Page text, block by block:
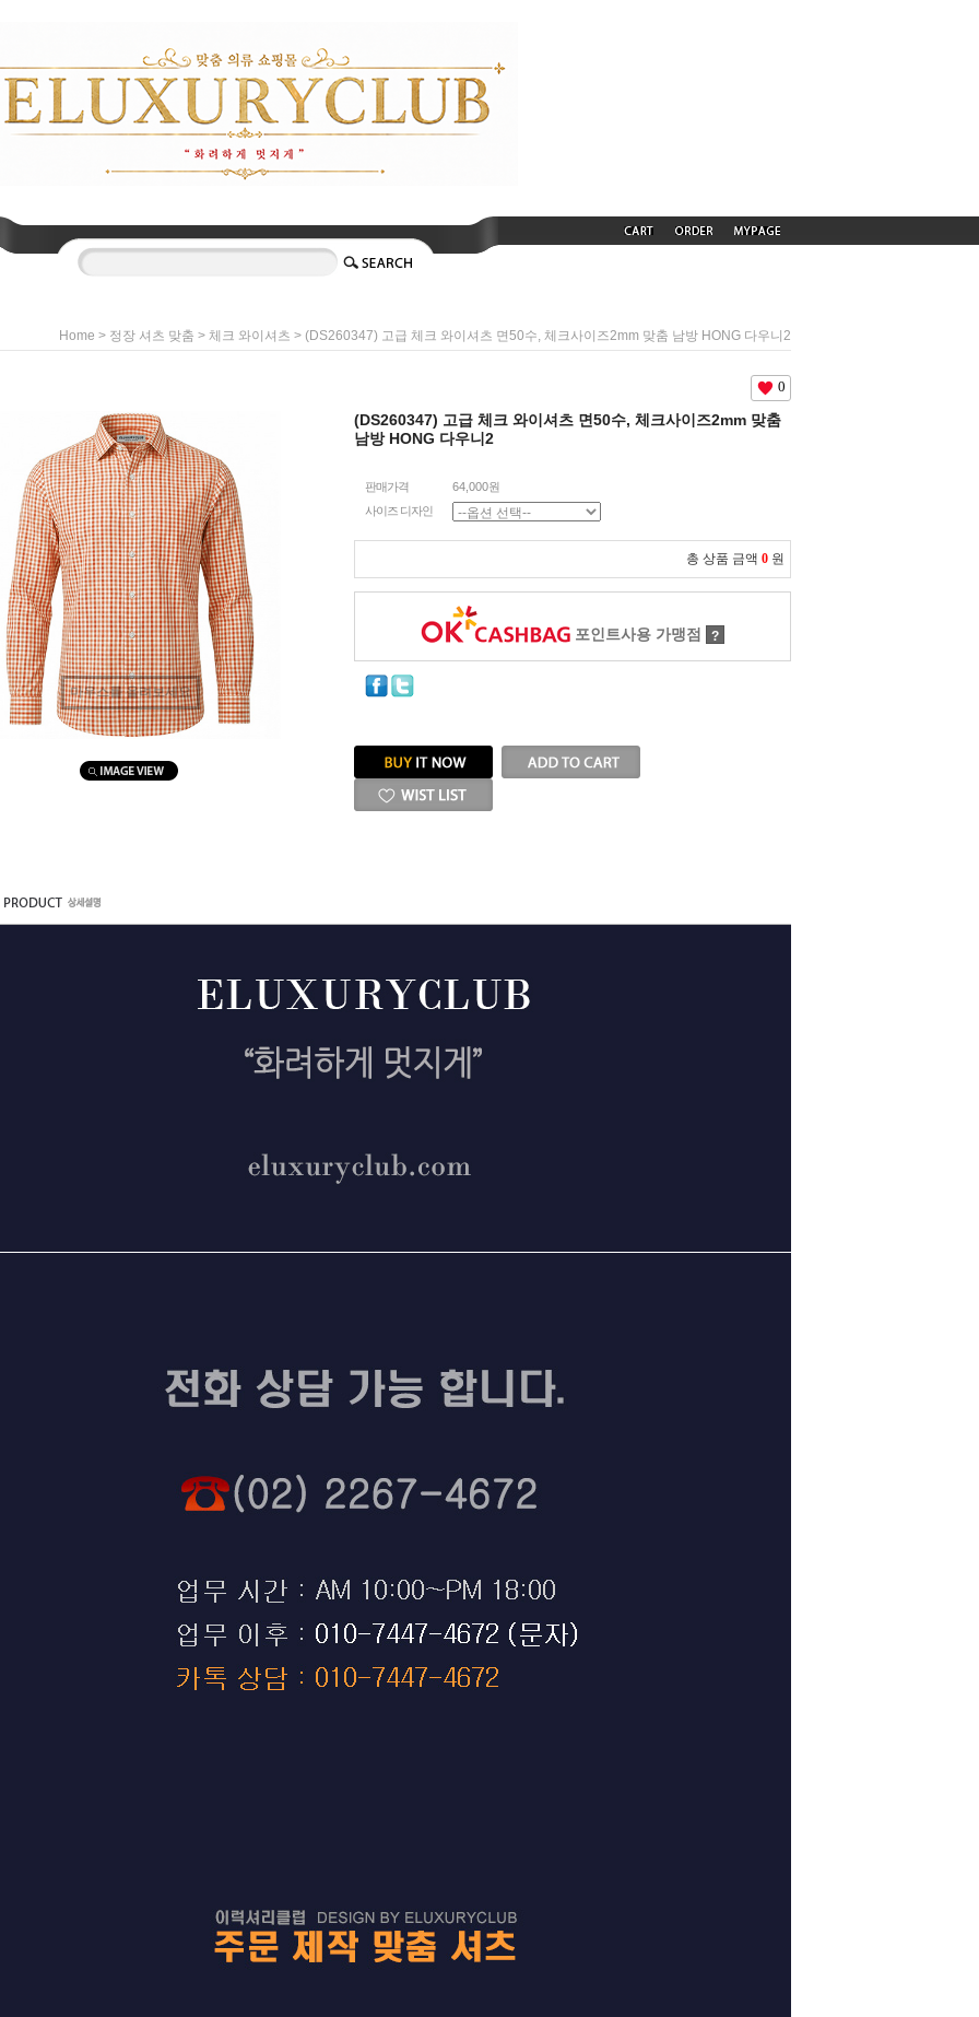
Home > 정장 셔츠 맞춤 > 체크 와이셔츠 > (DS260347) 고급 체크 와이셔츠 면50수, 체크사이즈2mm 맞춤 남방 HONG 다우니2
마우스를 올려보세요
0
(DS260347) 고급 체크 와이셔츠 면50수, 체크사이즈2mm 맞춤
남방 HONG 다우니2
판매가격
64,000원
사이즈 디자인
총 상품 금액 0 원
포인트사용 가맹점 ?